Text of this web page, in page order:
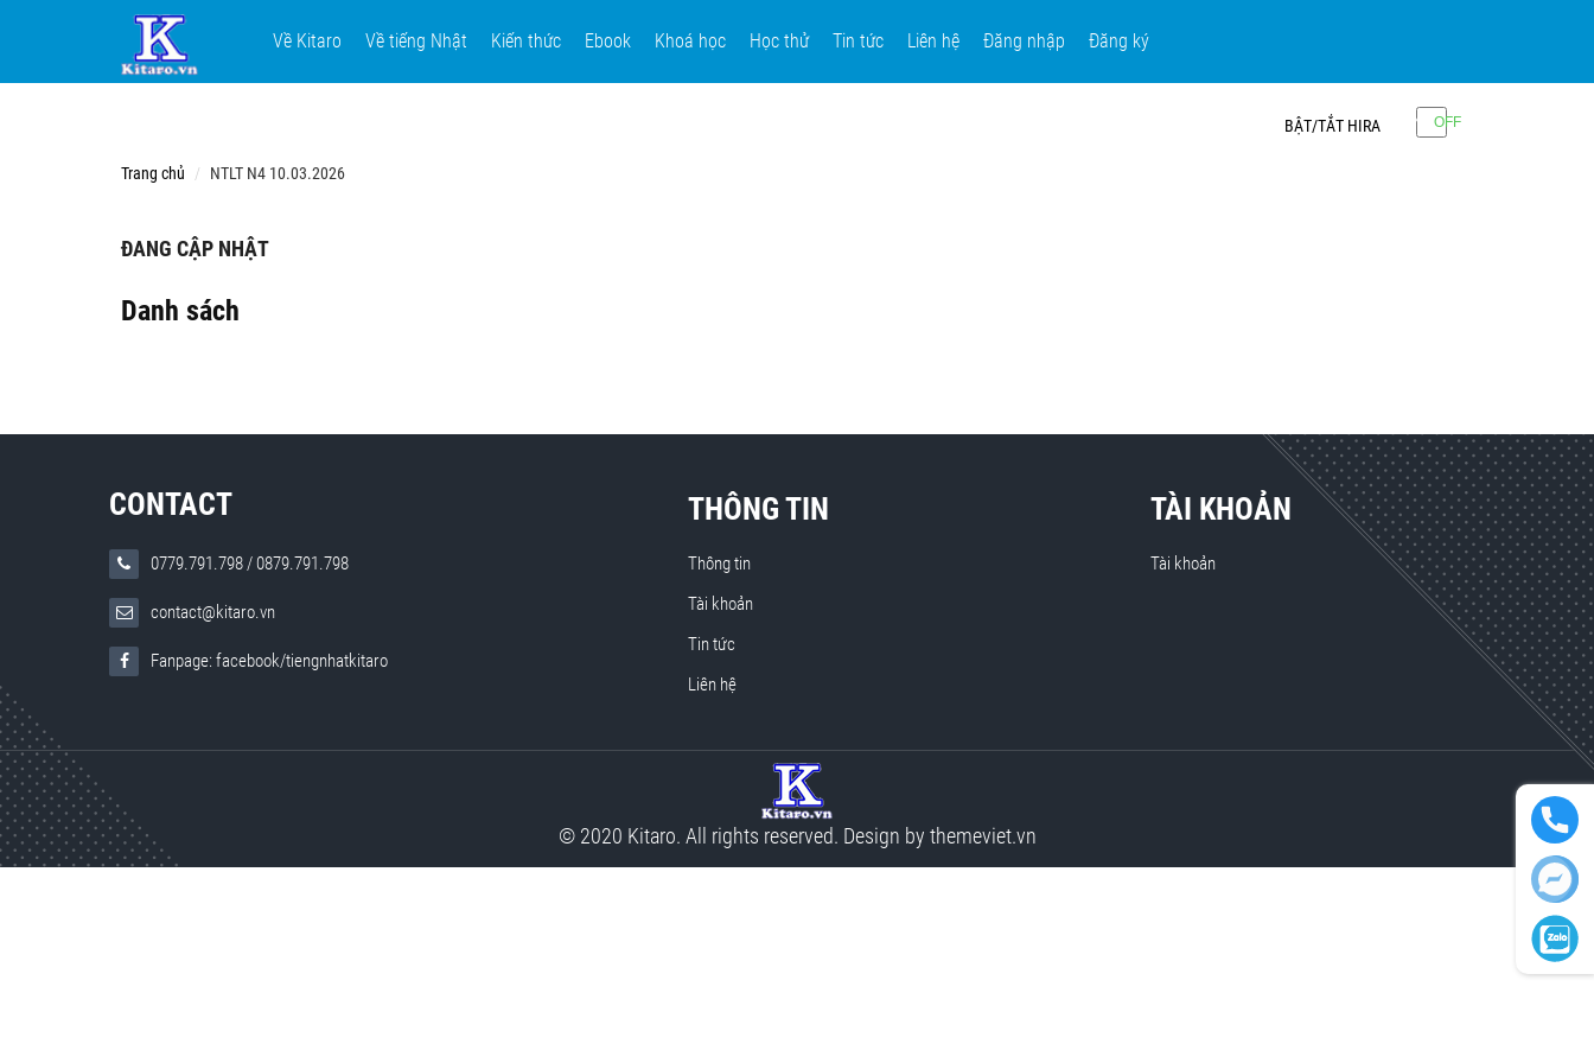
Về Kitaro Về tiếng Nhật Kiến thức Ebook Khoá học Học thử Tin tức Liên hệ Đăng nhập Đăng ký
BẬT/TẮT HIRA
Trang chủ NTLT N4 10.03.2026
ĐANG CẬP NHẬT
Danh sách
CONTACT
0779.791.798/0879.791.798
contact@kitaro.vn
Fanpage: facebook/tiengnhatkitaro
THÔNG TIN
Thông tin
Tài khoản
Tin tức
Liên hệ
TÀI KHOẢN
Tài khoản
© 2020 Kitaro. All rights reserved. Design by themeviet.vn